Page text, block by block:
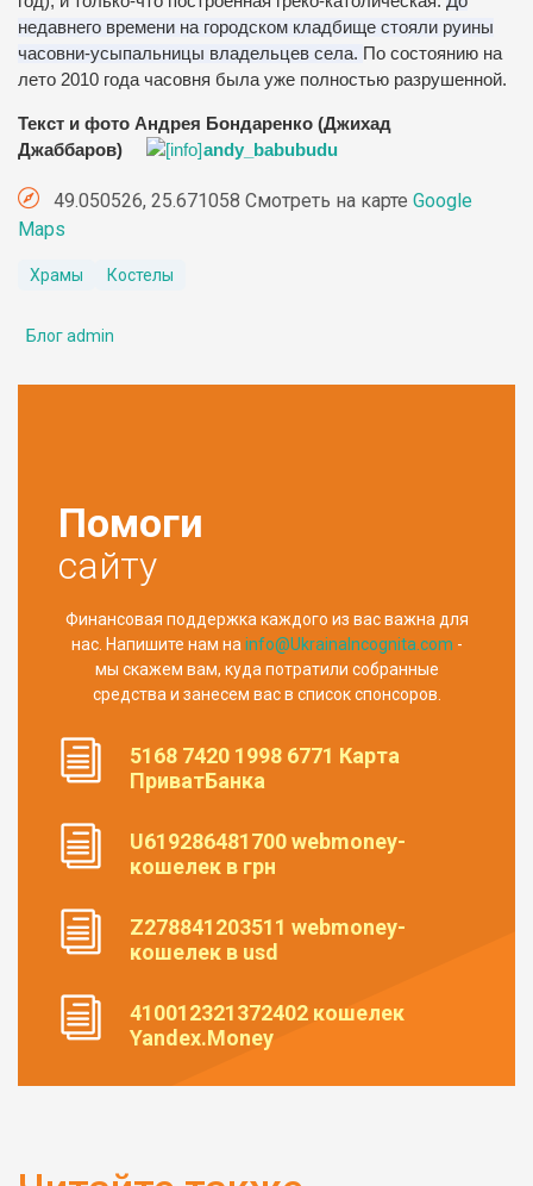
недавнего времени на городском кладбище стояли руины
часовни-усыпальницы владельцев села. По состоянию на
лето 2010 года часовня была уже полностью разрушенной.
Текст и фото Андрея Бондаренко (Джихад
Джаббаров)
andy_babubudu
49.050526, 25.671058 Смотреть на карте Google
Maps
Храмы Костелы
Блог admin
Помоги
сайту
Финансовая поддержка каждого из вас важна для
нас. Напишите нам на info@UkrainaIncognita.com -
мы скажем вам, куда потратили собранные
средства и занесем вас в список спонсоров.
5168 7420 1998 6771 Карта
ПриватБанка
U619286481700 webmoney-
кошелек в грн
Z278841203511 webmoney-
кошелек в usd
410012321372402 кошелек
Yandex.Money